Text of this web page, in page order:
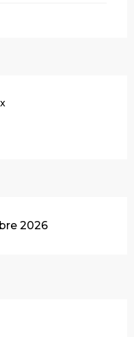
2026